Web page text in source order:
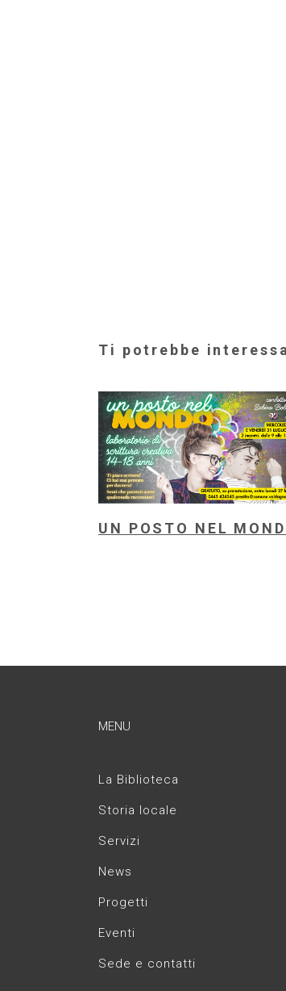
Ti potrebbe
UN POSTO NEL
MENU
La Biblioteca
Storia locale
Servizi
News
Progetti
Eventi
Sede e contatti